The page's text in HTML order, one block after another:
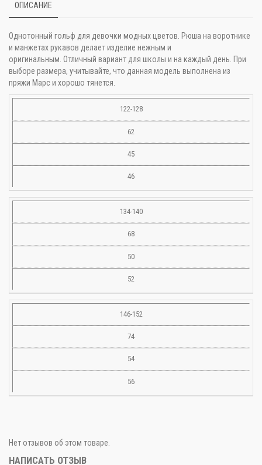
ОПИСАНИЕ
Однотонный гольф для девочки модных цветов. Рюша на воротнике
и манжетах рукавов делает изделие нежным и
оригинальным. Отличный вариант для школы и на каждый день. При
выборе размера, учитывайте, что данная модель выполнена из
пряжи Марс и хорошо тянется.
122-128
62
45
46
134-140
68
50
52
146-152
74
54
56
Нет отзывов об этом товаре.
НАПИСАТЬ ОТЗЫВ